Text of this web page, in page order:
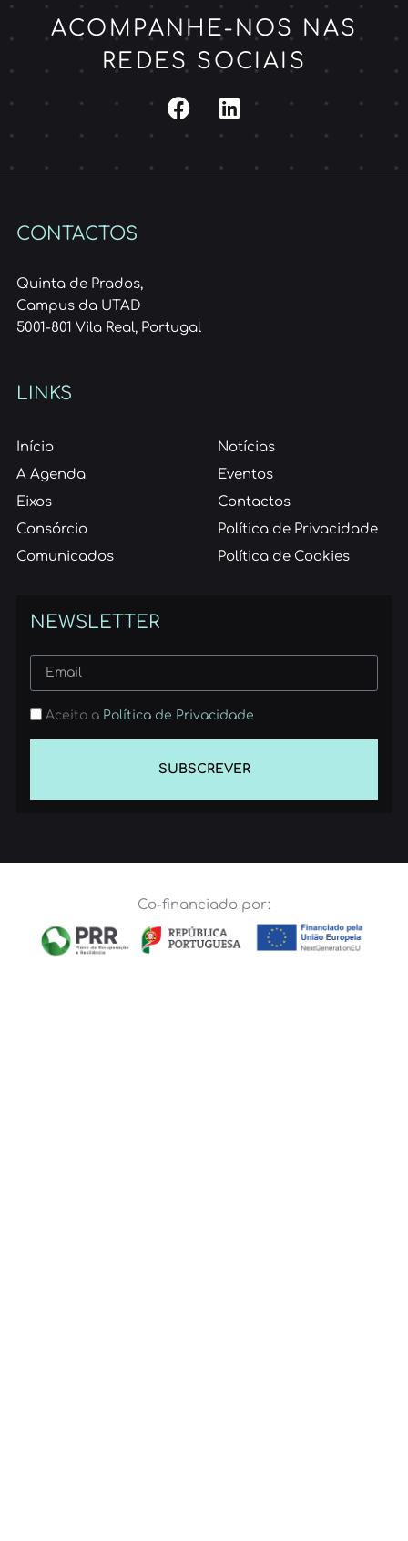
ACOMPANHE-NOS NAS
REDES SOCIAIS
CONTACTOS
Quinta de Prados,
Campus da UTAD
5001-801 Vila Real, Portugal
LINKS
Início
A Agenda
Eixos
Consórcio
Comunicados
Notícias
Eventos
Contactos
Política de Privacidade
Política de Cookies
NEWSLETTER
Aceito a Política de Privacidade
SUBSCREVER
Co-financiado por: